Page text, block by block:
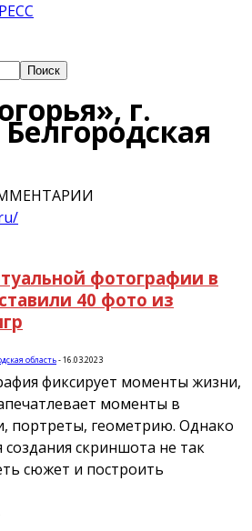
г.
фотографии в
40 фото из
область-16.03.2023
фиксирует моменты жизни,
моменты в
портреты, геометрию. Однако
скриншота не так
сюжет и построить